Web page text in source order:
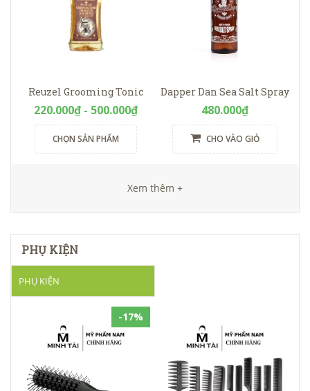
Reuzel Grooming Tonic
220.000₫ - 500.000₫
CHỌN SẢN PHẨM
Dapper Dan Sea Salt Spray
480.000₫
CHO VÀO GIỎ
Xem thêm +
PHỤ KIỆN
PHỤ KIỆN
-17%